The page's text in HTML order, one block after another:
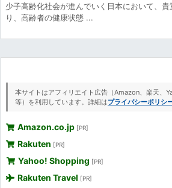
少子高齢化社会が進んでいく日本において、
り、高齢者の健康状態 ...
本サイトはアフィリエイト広告（Amazon、楽天、
等）を利用しています。詳細はプライバシーポリシ
Amazon.co.jp [PR]
Rakuten [PR]
Yahoo! Shopping [PR]
Rakuten Travel [PR]